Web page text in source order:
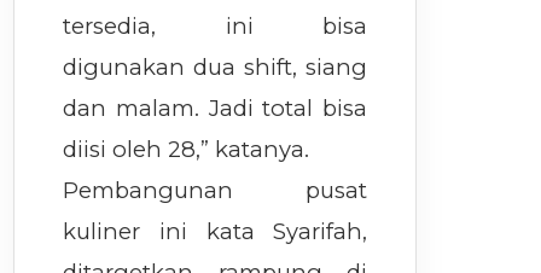
tersedia, ini bisa
digunakan dua shift, siang
dan malam. Jadi total bisa
diisi oleh 28,” katanya.
Pembangunan pusat
kuliner ini kata Syarifah,